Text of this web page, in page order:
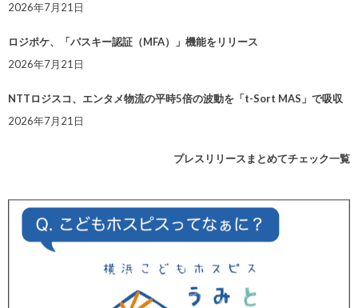
2026年7月21日
ロジポケ、「パスキー認証（MFA）」機能をリリース
2026年7月21日
NTTロジスコ、エンタメ物流の平時5倍の波動を「t-Sort MAS」で吸収
2026年7月21日
プレスリリースまとめてチェック一覧